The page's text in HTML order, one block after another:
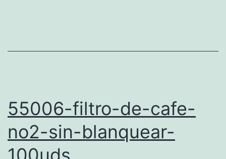
55006-filtro-de-cafe-
no2-sin-blanquear-